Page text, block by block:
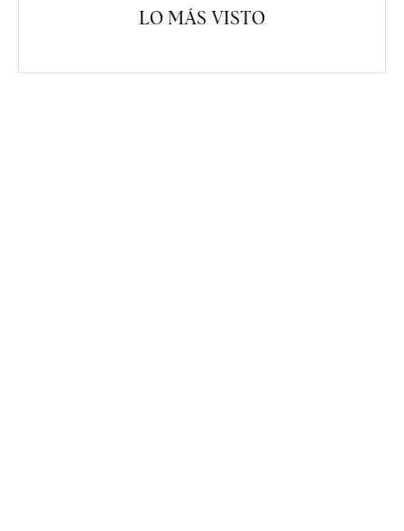
LO MÁS VISTO